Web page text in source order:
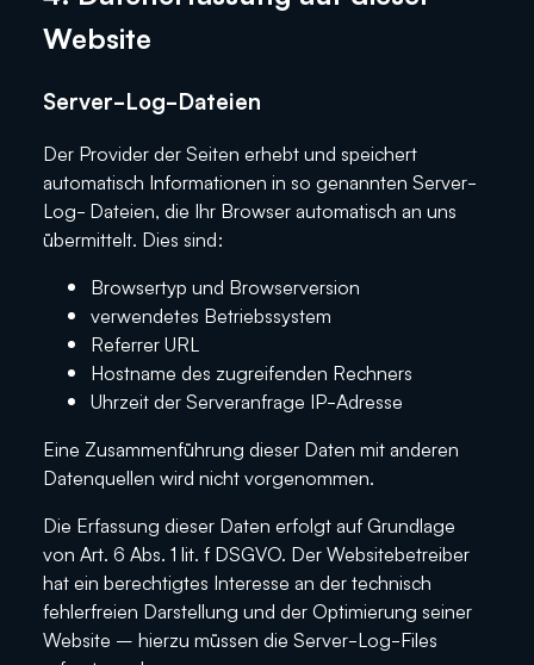
Website
Server-Log-Dateien
Der Provider der Seiten erhebt und speichert
automatisch Informationen in so genannten Server-
Log- Dateien, die Ihr Browser automatisch an uns
übermittelt. Dies sind:
Browsertyp und Browserversion
verwendetes Betriebssystem
Referrer URL
Hostname des zugreifenden Rechners
Uhrzeit der Serveranfrage IP-Adresse
Eine Zusammenführung dieser Daten mit anderen
Datenquellen wird nicht vorgenommen.
Die Erfassung dieser Daten erfolgt auf Grundlage
von Art. 6 Abs. 1 lit. f DSGVO. Der Websitebetreiber
hat ein berechtigtes Interesse an der technisch
fehlerfreien Darstellung und der Optimierung seiner
Website – hierzu müssen die Server-Log-Files